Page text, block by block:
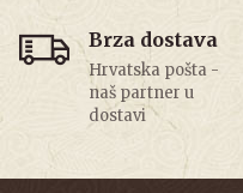
Brza dostava
Hrvatska pošta -
naš partner u
dostavi